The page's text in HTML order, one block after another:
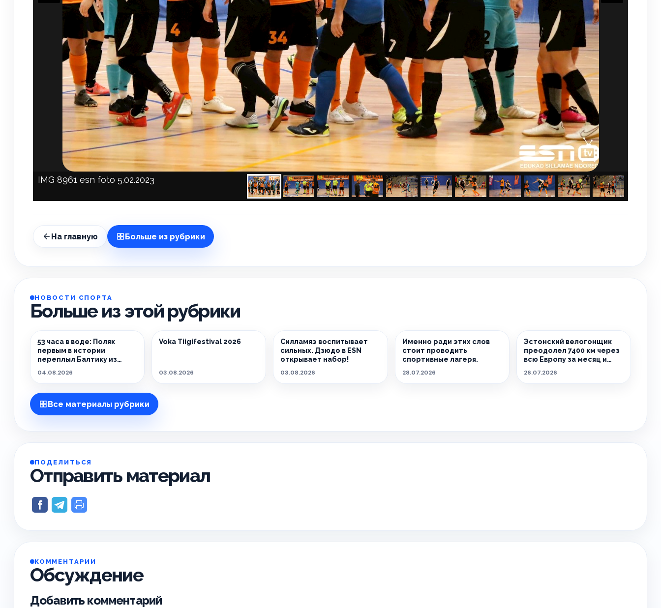
IMG 8961 esn foto 5.02.2023
На главную Больше из рубрики
НОВОСТИ СПОРТА
Больше из этой рубрики
53 часа в воде: Поляк
первым в истории
переплыл Балтику из
04.08.2026
Voka Tiigifestival 2026
03.08.2026
Силламяэ воспитывает
сильных. Дзюдо в ESN
открывает набор!
03.08.2026
Именно ради этих слов
стоит проводить
спортивные лагеря.
28.07.2026
Эстонский велогонщик
преодолел 7400 км через
всю Европу за месяц и
26.07.2026
Все материалы рубрики
ПОДЕЛИТЬСЯ
Отправить материал
КОММЕНТАРИИ
Обсуждение
Добавить комментарий